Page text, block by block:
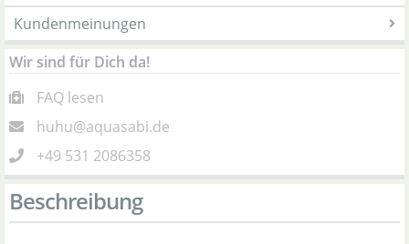
Kundenmeinungen
Wir sind für Dich da!
FAQ lesen
huhu@aquasabi.de
+49 531 2086358
Beschreibung